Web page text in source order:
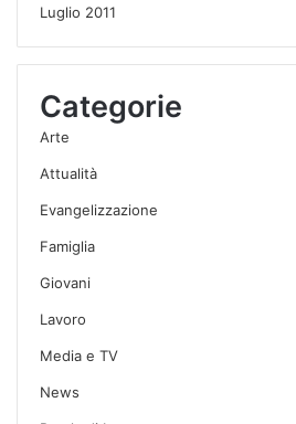
Luglio 2011
Categorie
Arte
Attualità
Evangelizzazione
Famiglia
Giovani
Lavoro
Media e TV
News